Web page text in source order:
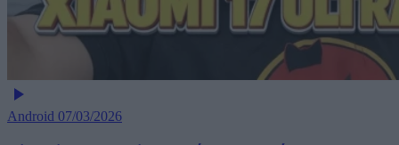
Android 07/03/2026